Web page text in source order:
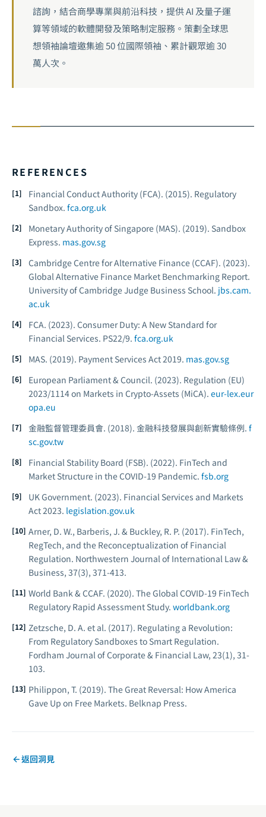
諮詢，結合商學專業與前沿科技，提供 AI 及量子運
算等領域的軟體開發及策略制定服務。策劃全球思
想領袖論壇邀集逾 50 位國際領袖、累計觀眾逾 30
萬人次。
REFERENCES
Financial Conduct Authority (FCA). (2015). Regulatory
Sandbox. fca.org.uk
Monetary Authority of Singapore (MAS). (2019). Sandbox
Express. mas.gov.sg
Cambridge Centre for Alternative Finance (CCAF). (2023).
Global Alternative Finance Market Benchmarking Report.
University of Cambridge Judge Business School. jbs.cam.
ac.uk
FCA. (2023). Consumer Duty: A New Standard for
Financial Services. PS22/9. fca.org.uk
MAS. (2019). Payment Services Act 2019. mas.gov.sg
European Parliament & Council. (2023). Regulation (EU)
2023/1114 on Markets in Crypto-Assets (MiCA). eur-lex.eur
opa.eu
金融監督管理委員會. (2018). 金融科技發展與創新實驗條例. f
sc.gov.tw
Financial Stability Board (FSB). (2022). FinTech and
Market Structure in the COVID-19 Pandemic. fsb.org
UK Government. (2023). Financial Services and Markets
Act 2023. legislation.gov.uk
Arner, D. W., Barberis, J. & Buckley, R. P. (2017). FinTech,
RegTech, and the Reconceptualization of Financial
Regulation. Northwestern Journal of International Law &
Business, 37(3), 371-413.
World Bank & CCAF. (2020). The Global COVID-19 FinTech
Regulatory Rapid Assessment Study. worldbank.org
Zetzsche, D. A. et al. (2017). Regulating a Revolution:
From Regulatory Sandboxes to Smart Regulation.
Fordham Journal of Corporate & Financial Law, 23(1), 31-
103.
Philippon, T. (2019). The Great Reversal: How America
Gave Up on Free Markets. Belknap Press.
返回洞見